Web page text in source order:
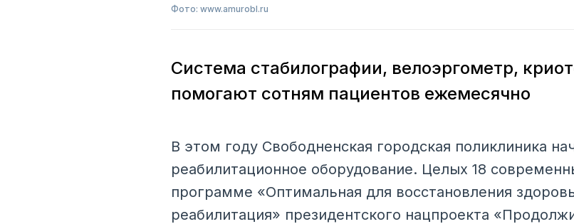
Фото: www.amurobl.ru
Система стабилографии, велоэргометр,
помогают сотням пациентов ежемесячно
В этом году Свободненская городская поликлиника
реабилитационное оборудование. Целых 18
программе «Оптимальная для восстановления
реабилитация» президентского нацпроекта